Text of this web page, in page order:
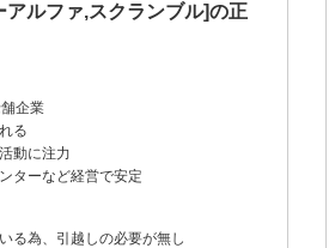
ルファ,スクランブル]の正
企業
る
動に注力
ターなど経営で安定
る為、引越しの必要が無し